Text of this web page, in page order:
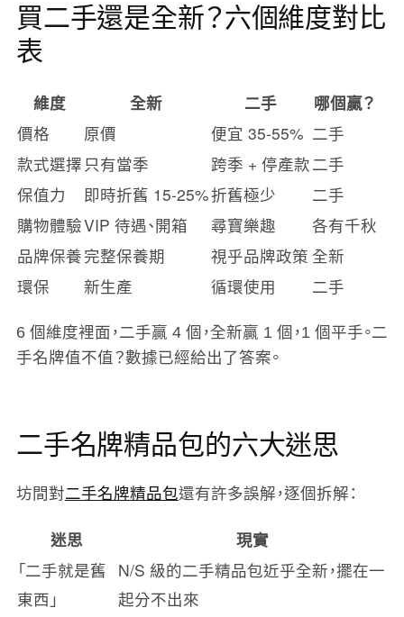
買二手還是全新？六個維度對比
表
維度 全新 二手
哪個贏？
價格
原價 便宜 35-55% 二手
款式選擇 只有當季 跨季 + 停產款二手
保值力
即時折舊 15-25%折舊極少
二手
購物體驗VIP 待遇、開箱 尋寶樂趣
各有千秋
品牌保養完整保養期 視乎品牌政策 全新
環保
新生產 循環使用 二手
6 個維度裡面，二手贏 4 個，全新贏 1 個，1 個平手。二
手名牌值不值？數據已經給出了答案。
二手名牌精品包的六大迷思
坊間對二手名牌精品包還有許多誤解，逐個拆解：
迷思
現實
「二手就是舊
東西」
N/S 級的二手精品包近乎全新，擺在一
起分不出來